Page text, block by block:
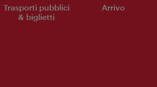
Trasporti pubblici
& biglietti
Arrivo